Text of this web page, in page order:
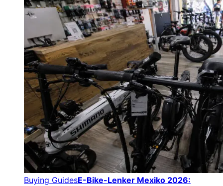
Buying GuidesE-Bike-Lenker Mexiko 2026: